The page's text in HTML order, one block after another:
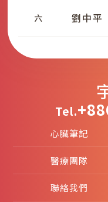
六 劉中平
Tel.
心臟筆記
醫療團隊
聯絡我們